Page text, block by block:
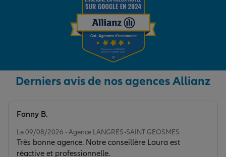
Derniers avis de nos agences Allianz
Le 09/08/2026 - Agence LANGRES-SAINT GEOSMES
Très bonne agence. Notre conseillère Laura est
réactive et professionnelle.
Fanny B.